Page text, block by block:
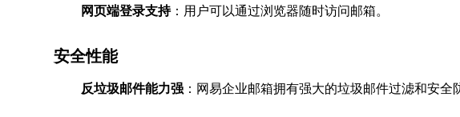
网页端登录支持：用户可以通过浏览器随时访问邮箱。
安全性能
反垃圾邮件能力强 ：网易企业邮箱拥有强大的垃圾邮件过滤和安全